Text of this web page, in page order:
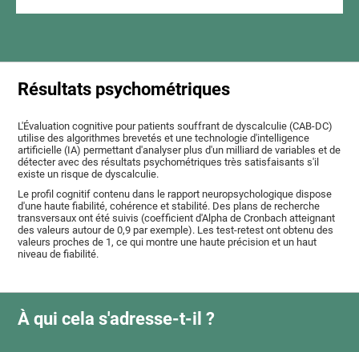
Résultats psychométriques
L'Évaluation cognitive pour patients souffrant de dyscalculie (CAB-DC)
utilise des algorithmes brevetés et une technologie d'intelligence
artificielle (IA) permettant d'analyser plus d'un milliard de variables et de
détecter avec des résultats psychométriques très satisfaisants s'il
existe un risque de dyscalculie.
Le profil cognitif contenu dans le rapport neuropsychologique dispose
d'une haute fiabilité, cohérence et stabilité. Des plans de recherche
transversaux ont été suivis (coefficient d'Alpha de Cronbach atteignant
des valeurs autour de 0,9 par exemple). Les test-retest ont obtenu des
valeurs proches de 1, ce qui montre une haute précision et un haut
niveau de fiabilité.
À qui cela s'adresse-t-il ?